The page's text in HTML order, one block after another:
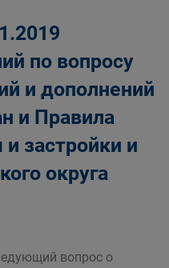
по вопросу
и дополнений
и Правила
застройки и
округа
вопрос о